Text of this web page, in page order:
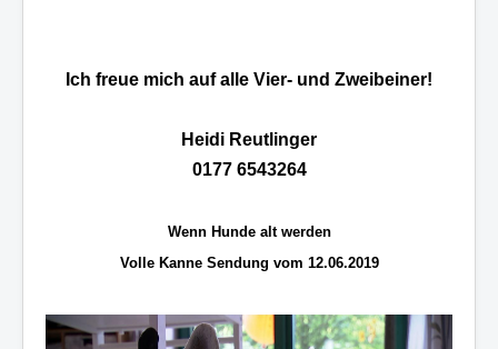
Ich freue mich auf alle Vier- und Zweibeiner!
Heidi Reutlinger
0177 6543264
Wenn Hunde alt werden
Volle Kanne Sendung vom 12.06.2019